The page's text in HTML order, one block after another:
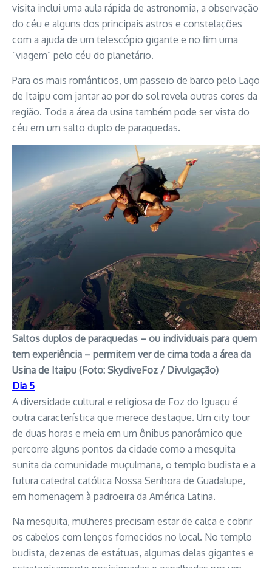
visita inclui uma aula rápida de astronomia, a observação
do céu e alguns dos principais astros e constelações
com a ajuda de um telescópio gigante e no fim uma
“viagem” pelo céu do planetário.
Para os mais românticos, um passeio de barco pelo Lago
de Itaipu com jantar ao por do sol revela outras cores da
região. Toda a área da usina também pode ser vista do
céu em um salto duplo de paraquedas.
Saltos duplos de paraquedas – ou individuais para quem
tem experiência – permitem ver de cima toda a área da
Usina de Itaipu (Foto: SkydiveFoz / Divulgação)
Dia 5
A diversidade cultural e religiosa de Foz do Iguaçu é
outra característica que merece destaque. Um city tour
de duas horas e meia em um ônibus panorâmico que
percorre alguns pontos da cidade como a mesquita
sunita da comunidade muçulmana, o templo budista e a
futura catedral católica Nossa Senhora de Guadalupe,
em homenagem à padroeira da América Latina.
Na mesquita, mulheres precisam estar de calça e cobrir
os cabelos com lenços fornecidos no local. No templo
budista, dezenas de estátuas, algumas delas gigantes e